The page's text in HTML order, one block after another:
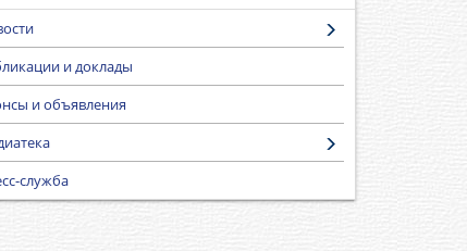
и доклады
и объявления
служба